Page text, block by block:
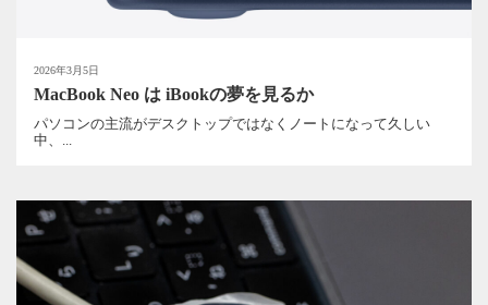
2026年3月5日
MacBook Neo は iBookの夢を見るか
パソコンの主流がデスクトップではなくノートになって久しい
中、...